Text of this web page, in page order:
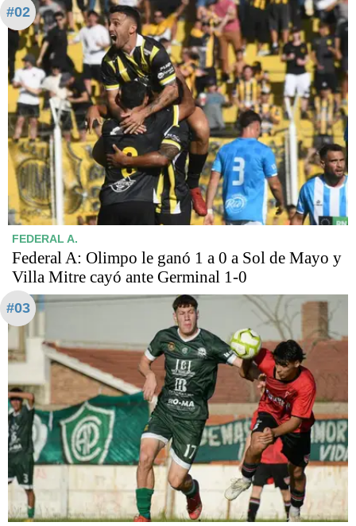
#02
FEDERAL A.
Federal A: Olimpo le ganó 1 a 0 a Sol de Mayo y
Villa Mitre cayó ante Germinal 1-0
#03